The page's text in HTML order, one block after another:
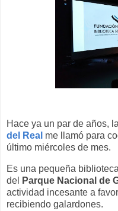
Hace ya un par de años, la
del Real me llamó para
último miércoles de mes.
Es una pequeña
del
Parque Nacional de
actividad incesante a
recibiendo galardones.